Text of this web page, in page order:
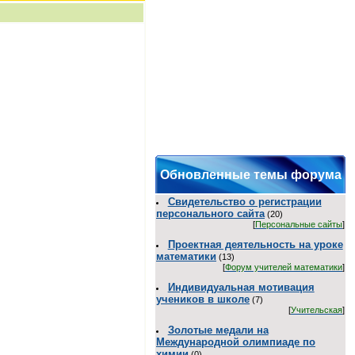
Обновленные темы форума
Свидетельство о регистрации
персонального сайта (20)
[Персональные сайты]
Проектная деятельность на уроке
математики (13)
[Форум учителей математики]
Индивидуальная мотивация
учеников в школе (7)
[Учительская]
Золотые медали на
Международной олимпиаде по